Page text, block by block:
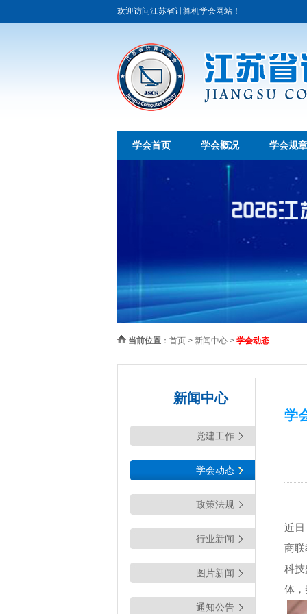
欢迎访问江苏省计算机学会网站！
学会首页 学会概况 学会规章
当前位置： 首页> 新闻中心> 学会动态
新闻中心
党建工作
学会动态
政策法规
行业新闻
图片新闻
通知公告
学
近日
商
科
体，